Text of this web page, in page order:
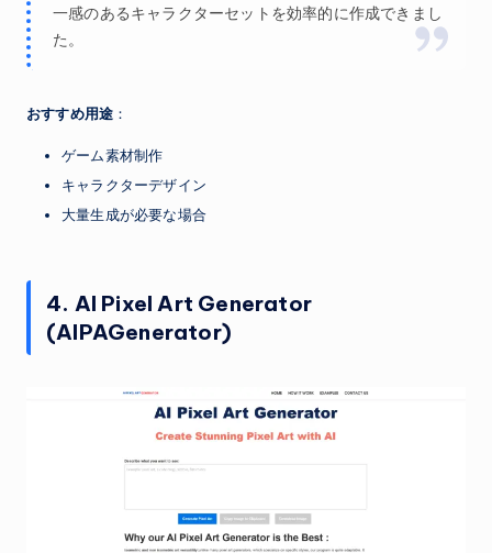
一感のあるキャラクターセットを効率的に作成できまし
た。
おすすめ用途 ：
ゲーム素材制作
キャラクターデザイン
大量生成が必要な場合
4. AI Pixel Art Generator
(AIPAGenerator)